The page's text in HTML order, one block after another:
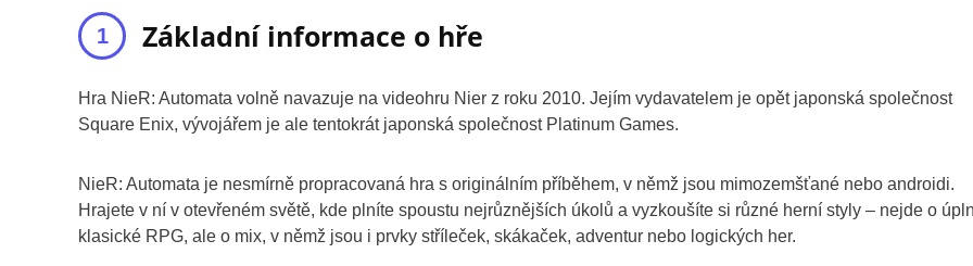
Základní informace o hře
Hra NieR: Automata volně navazuje na videohru Nier z roku 2010. Jejím vydavatelem je opět japonská společnost
Square Enix, vývojářem je ale tentokrát japonská společnost Platinum Games.
NieR: Automata je nesmírně propracovaná hra s originálním příběhem, v němž jsou mimozemšťané nebo androidi.
Hrajete v ní v otevřeném světě, kde plníte spoustu nejrůznějších úkolů a vyzkoušíte si různé herní styly – nejde o
klasické RPG, ale o mix, v němž jsou i prvky stříleček, skákaček, adventur nebo logických her.